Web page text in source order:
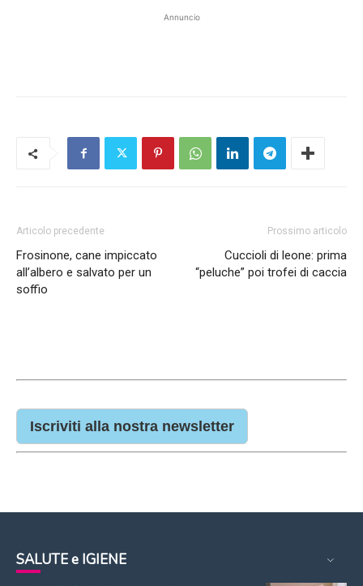
Annuncio
Articolo precedente
Frosinone, cane impiccato
all’albero e salvato per un
soffio
Prossimo articolo
Cuccioli di leone: prima
“peluche” poi trofei di caccia
Iscriviti alla nostra newsletter
SALUTE e IGIENE